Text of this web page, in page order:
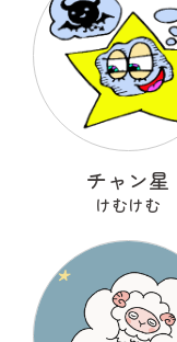
チャン星
けむけむ